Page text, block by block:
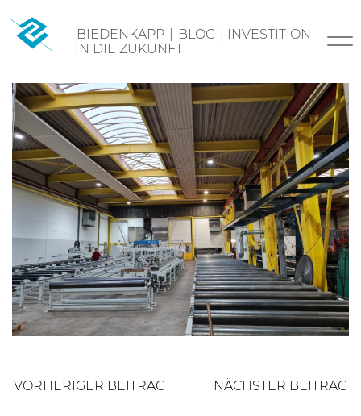
Skip
content
BIEDENKAPP BLOG
INVESTITION
IN DIE ZUKUNFT
Beitragsnavigation
VORHERIGER BEITRAG NÄCHSTER BEITRAG